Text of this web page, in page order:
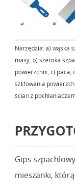
Narzędzia: a) wąska
masy, b) szeroka
powierzchni, c) paca,
szlifowania
ścian z
Gips
mieszanki,